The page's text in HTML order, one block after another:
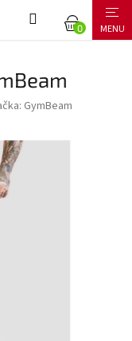
NÁKUPNÍ
GymBeam